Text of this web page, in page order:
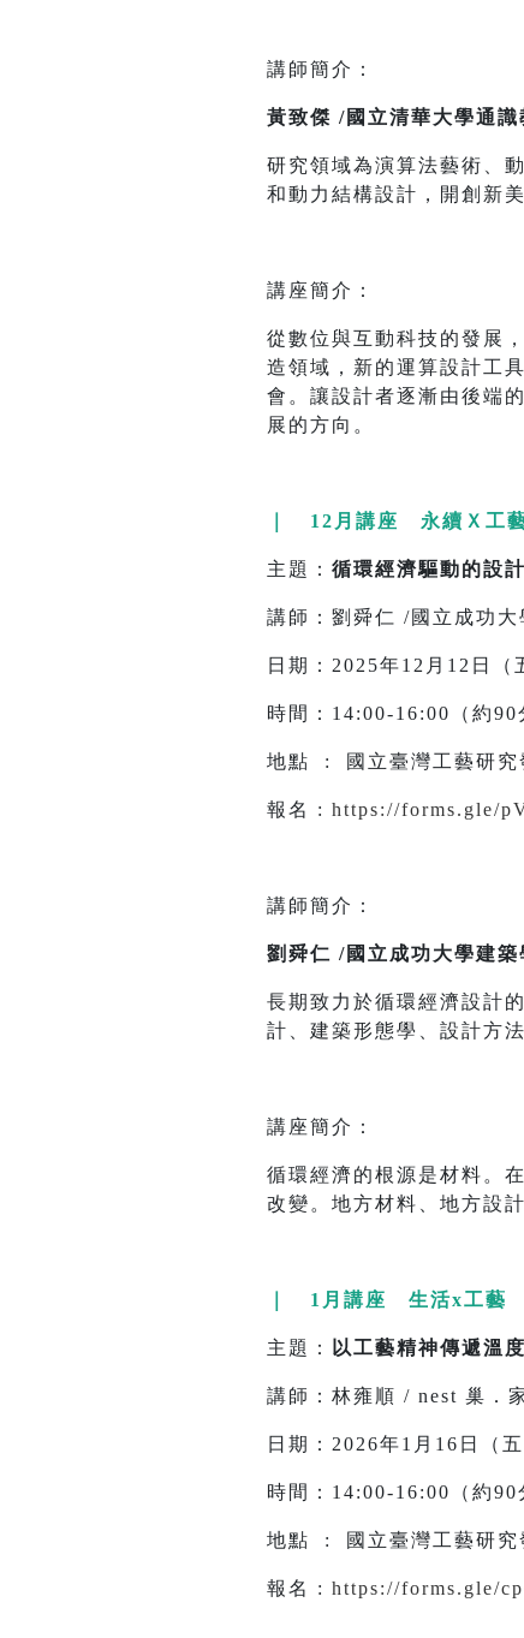
講師簡介：
黃致傑 /國立清華大學通識
研究領域為演算法藝術、
和動力結構設計，開創新美
講座簡介：
從數位與互動科技的發展
造領域，新的運算設計工
會。讓設計者逐漸由後端
展的方向。
｜ 12月講座 永續Ｘ工
主題： 循環經濟驅動的設
講師：劉舜仁 /國立成功大
日期：2025年12月12日（
時間：14:00-16:00（約90
地點 : 國立臺灣工藝研究
報名 : https://forms.gle/
講師簡介：
劉舜仁 /國立成功大學建
長期致力於循環經濟設計
計、建築形態學、設計方
講座簡介：
循環經濟的根源是材料。
改變。地方材料、地方設
｜ 1月講座 生活x工藝
主題： 以工藝精神傳遞溫
講師：林雍順 / nest 巢．
日期：2026年1月16日（五
時間：14:00-16:00（約90
地點 : 國立臺灣工藝研究
報名 : https://forms.gle/